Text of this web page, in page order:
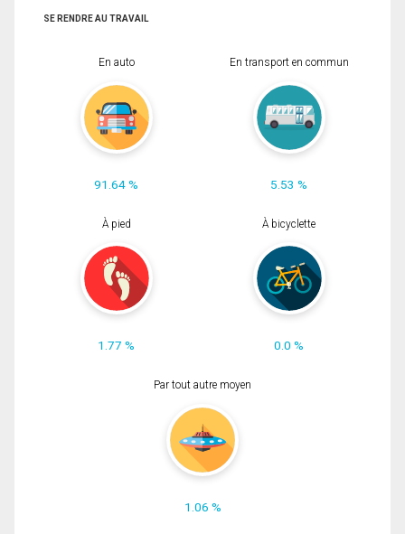
SE RENDRE AU TRAVAIL
En auto
91.64 %
En transport en commun
5.53 %
À pied
1.77 %
À bicyclette
0.0 %
Par tout autre moyen
1.06 %